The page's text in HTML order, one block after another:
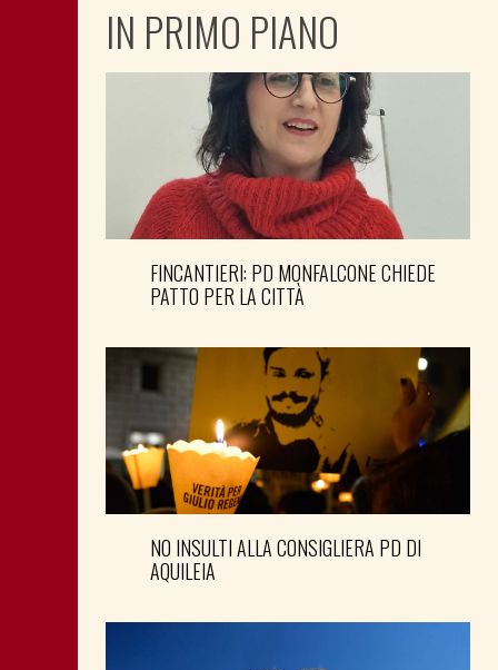
IN PRIMO PIANO
FINCANTIERI: PD MONFALCONE CHIEDE
PATTO PER LA CITTÀ
NO INSULTI ALLA CONSIGLIERA PD DI
AQUILEIA